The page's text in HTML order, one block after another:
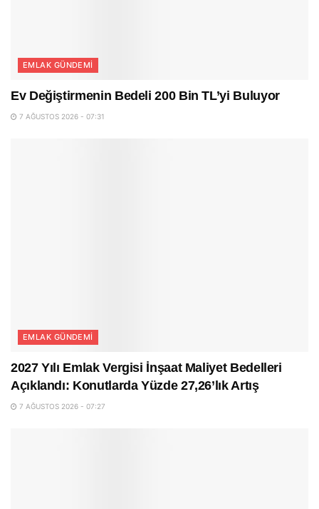
EMLAK GÜNDEMI
Ev Değiştirmenin Bedeli 200 Bin TL’yi Buluyor
7 AĞUSTOS 2026 - 07:31
EMLAK GÜNDEMI
2027 Yılı Emlak Vergisi İnşaat Maliyet Bedelleri
Açıklandı: Konutlarda Yüzde 27,26’lık Artış
7 AĞUSTOS 2026 - 07:27